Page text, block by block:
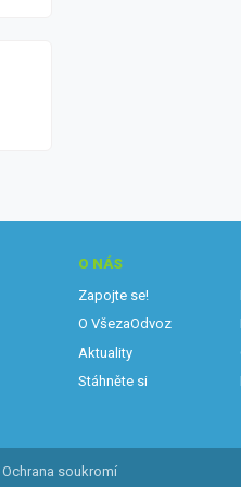
O NÁS
Zapojte se!
O VšezaOdvoz
Aktuality
Stáhněte si
Ochrana soukromí